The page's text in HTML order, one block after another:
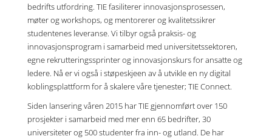
bedrifts utfordring. TIE fasiliterer innovasjonsprosessen,
møter og workshops, og mentorerer og kvalitetssikrer
studentenes leveranse. Vi tilbyr også praksis- og
innovasjonsprogram i samarbeid med universitetssektoren,
egne rekrutteringssprinter og innovasjonskurs for ansatte og
ledere. Nå er vi også i støpeskjeen av å utvikle en ny digital
koblingsplattform for å skalere våre tjenester; TIE Connect.
Siden lansering våren 2015 har TIE gjennomført over 150
prosjekter i samarbeid med mer enn 65 bedrifter, 30
universiteter og 500 studenter fra inn- og utland. De har